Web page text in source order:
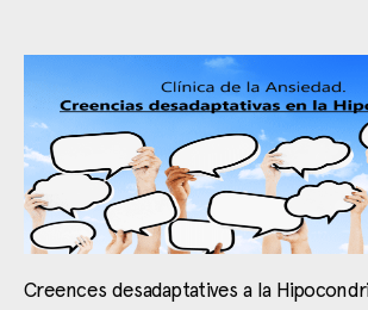
Creences desadaptatives a la